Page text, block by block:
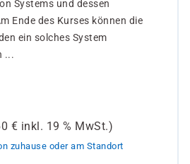
Systems und dessen
Ende des Kurses können die
ein solches System
...
€ inkl. 19 % MwSt.)
zuhause oder am Standort